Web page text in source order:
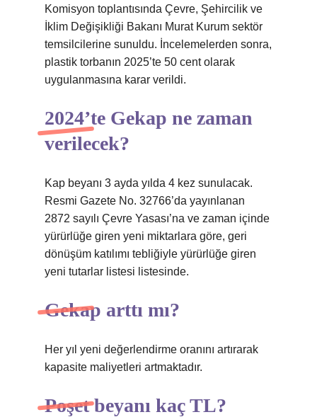
Komisyon toplantısında Çevre, Şehircilik ve
İklim Değişikliği Bakanı Murat Kurum sektör
temsilcilerine sunuldu. İncelemelerden sonra,
plastik torbanın 2025’te 50 cent olarak
uygulanmasına karar verildi.
2024’te Gekap ne zaman
verilecek?
Kap beyanı 3 ayda yılda 4 kez sunulacak.
Resmi Gazete No. 32766’da yayınlanan
2872 sayılı Çevre Yasası’na ve zaman içinde
yürürlüğe giren yeni miktarlara göre, geri
dönüşüm katılımı tebliğiyle yürürlüğe giren
yeni tutarlar listesi listesinde.
Gekap arttı mı?
Her yıl yeni değerlendirme oranını artırarak
kapasite maliyetleri artmaktadır.
Poşet beyanı kaç TL?